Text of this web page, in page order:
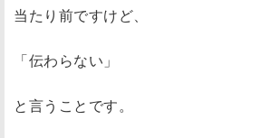
当たり前ですけど、
「伝わらない」
と言うことです。